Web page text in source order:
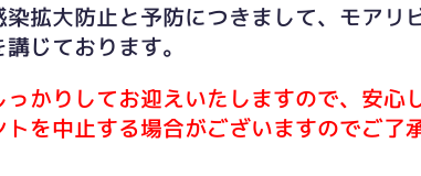
拡大防止と予防につきまして、モアリ
じております。
かりしてお迎えいたしますので、安心
を中止する場合がございますのでご了